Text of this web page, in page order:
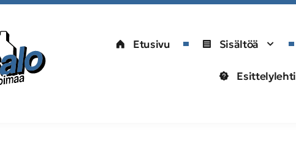
Etusivu Sisältöä
Esittelylehti